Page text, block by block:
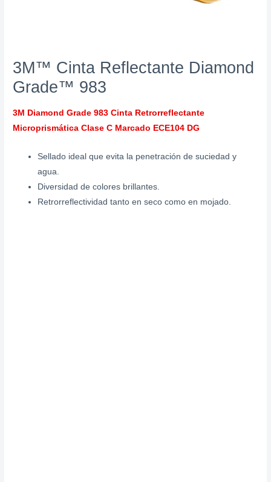
3M™ Cinta Reflectante Diamond
Grade™ 983
3M Diamond Grade 983 Cinta Retrorreflectante
Microprismática Clase C Marcado ECE104 DG
Sellado ideal que evita la penetración de suciedad y
agua.
Diversidad de colores brillantes.
Retrorreflectividad tanto en seco como en mojado.